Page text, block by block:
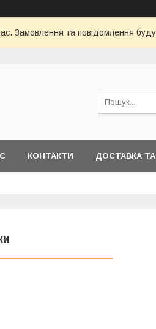
Замовлення та повідомлення
КОНТАКТИ ДОСТАВКА